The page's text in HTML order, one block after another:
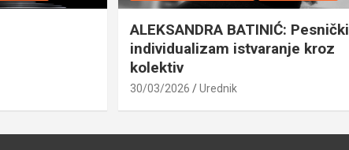
ALEKSANDRA BATINIĆ: Pesnički
individualizam istvaranje kroz
kolektiv
30/03/2026 Urednik